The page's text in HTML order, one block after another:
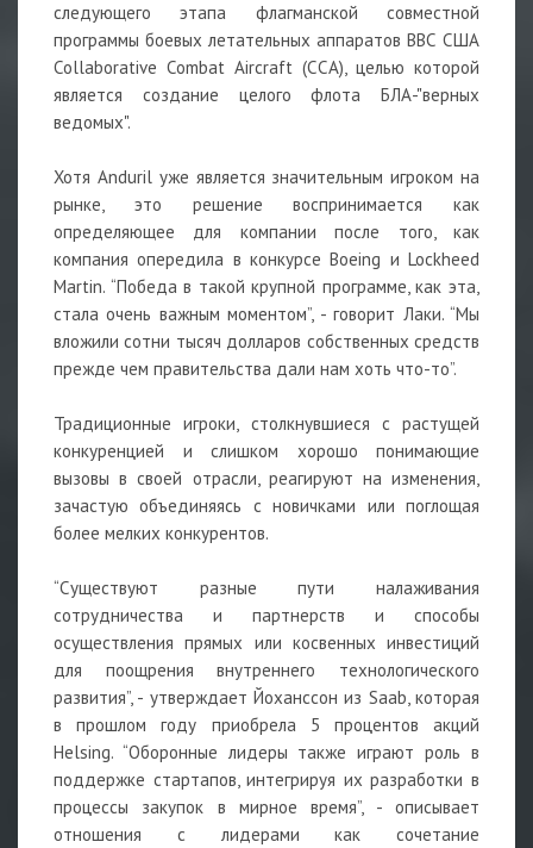
следующего этапа флагманской совместной
программы боевых летательных аппаратов ВВС США
Collaborative Combat Aircraft (CCA), целью которой
является создание целого флота БЛА-"верных
ведомых".
Хотя Anduril уже является значительным игроком на
рынке, это решение воспринимается как
определяющее для компании после того, как
компания опередила в конкурсе Boeing и Lockheed
Martin. “Победа в такой крупной программе, как эта,
стала очень важным моментом”, - говорит Лаки. “Мы
вложили сотни тысяч долларов собственных средств
прежде чем правительства дали нам хоть что-то”.
Традиционные игроки, столкнувшиеся с растущей
конкуренцией и слишком хорошо понимающие
вызовы в своей отрасли, реагируют на изменения,
зачастую объединяясь с новичками или поглощая
более мелких конкурентов.
“Существуют разные пути налаживания
сотрудничества и партнерств и способы
осуществления прямых или косвенных инвестиций
для поощрения внутреннего технологического
развития”, - утверждает Йоханссон из Saab, которая
в прошлом году приобрела 5 процентов акций
Helsing. “Оборонные лидеры также играют роль в
поддержке стартапов, интегрируя их разработки в
процессы закупок в мирное время”, - описывает
отношения с лидерами как сочетание